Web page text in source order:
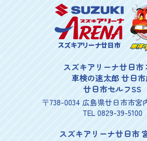
スズキアリーナ廿日市
スズキアリーナ廿日市
車検の速太郎 廿日
廿日市セルフSS
〒738-0034 広島県廿日市市宮
TEL 0829-39-5100
スズキアリーナ廿日市